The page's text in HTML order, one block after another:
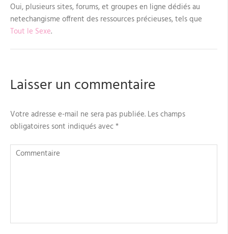
Oui, plusieurs sites, forums, et groupes en ligne dédiés au
netechangisme offrent des ressources précieuses, tels que
Tout le Sexe.
Laisser un commentaire
Votre adresse e-mail ne sera pas publiée. Les champs
obligatoires sont indiqués avec*
Commentaire